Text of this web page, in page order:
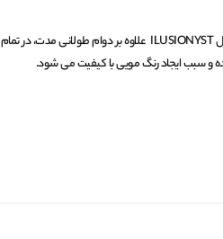
رنگ مو ایلوژنیست شماره 6/01 یانسی YUNSEY مدل ILUSIONYST علاوه بر دوام طولانی مدت، در تمام
سبب ایجاد رنگ مویی با کیفیت می شود.